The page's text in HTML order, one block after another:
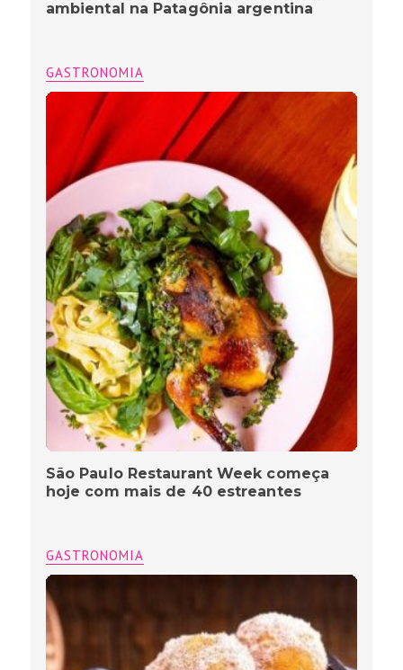
ambiental na Patagônia argentina
GASTRONOMIA
São Paulo Restaurant Week começa
hoje com mais de 40 estreantes
GASTRONOMIA